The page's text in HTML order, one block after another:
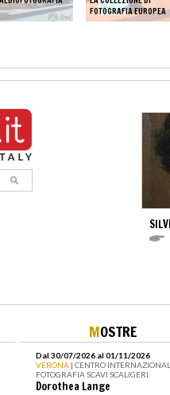
FOTOGRAFIA EUROPEA
MOSTRE
Dal 30/07/2026 al 01/11/2026
VERONA | CENTRO
FOTOGRAFIA SCAVI SCALIGERI
Dorothea Lange